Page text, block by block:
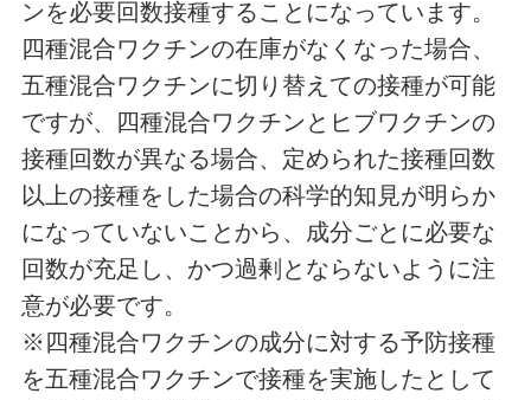
ンを必要回数接種することになっています。
四種混合ワクチンの在庫がなくなった場合、
五種混合ワクチンに切り替えての接種が可能
ですが、四種混合ワクチンとヒブワクチンの
接種回数が異なる場合、定められた接種回数
以上の接種をした場合の科学的知見が明らか
になっていないことから、成分ごとに必要な
回数が充足し、かつ過剰とならないように注
意が必要です。
※四種混合ワクチンの成分に対する予防接種
を五種混合ワクチンで接種を実施したとして